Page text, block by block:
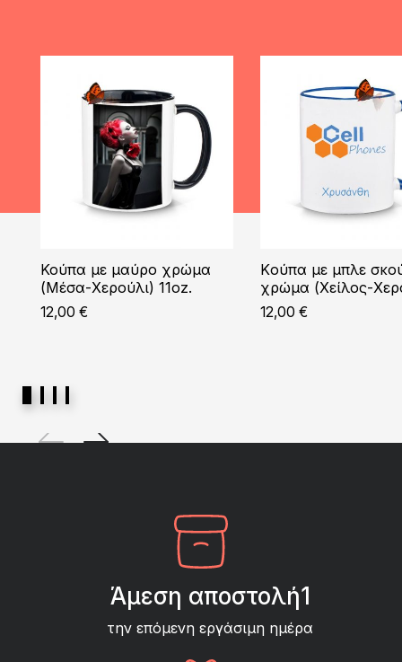
Κούπα με μαύρο χρώμα
(Μέσα-Χερούλι) 11oz.
12,00 €
Kούπα με μπλε
χρώμα (Χείλος-
12,00 €
Άμεση αποστολή1
την επόμενη εργάσιμη ημέρα